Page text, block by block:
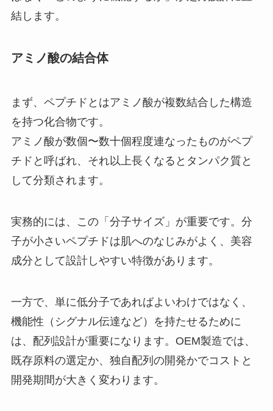
結します。
アミノ酸の結合体
まず、ペプチドとはアミノ酸が複数結合した構造
を持つ化合物です。
アミノ酸が数個〜数十個程度連なったものがペプ
チドと呼ばれ、それ以上長くなるとタンパク質と
して分類されます。
実務的には、この「分子サイズ」が重要です。分
子が小さいペプチドは肌へのなじみがよく、美容
成分として設計しやすい特徴があります。
一方で、単に低分子であればよいわけではなく、
機能性（シグナル伝達など）を持たせるために
は、配列設計が重要になります。OEM製造では、
既存原料の選定か、独自配列の開発かでコストと
開発期間が大きく変わります。